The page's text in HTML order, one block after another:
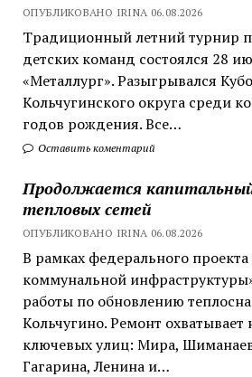
ОПУБЛИКОВАНО IRINA 06.08.2026
Традиционный летний турнир
детских команд состоялся 28
«Металлург». Разыгрывался
Кольчугинского округа среди
годов рождения. Все…
Оставить коментарий
Продолжается
тепловых сетей
ОПУБЛИКОВАНО IRINA 06.08.2026
В рамках федерального
коммунальной
работы по обновлению
Кольчугино. Ремонт охватывает
ключевых улиц: Мира,
Гагарина, Ленина и…